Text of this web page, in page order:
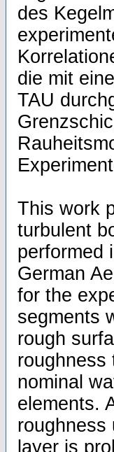
des
die mit
TAU
This work
turbulent
performed
German
for the
segments
rough
roughness
nominal
elements.
roughness
layer is